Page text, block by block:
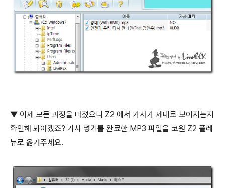
▼ 이제 모든 과정을 마쳤으니 Z2 에서 가사가 제대로 보여지는지
확인해 봐야겠죠? 가사 넣기를 완료한 MP3 파일을 코원 Z2 플레
뉴로 옮겨주세요.